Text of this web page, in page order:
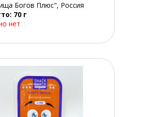
Богов Плюс", Россия
70 г
нет